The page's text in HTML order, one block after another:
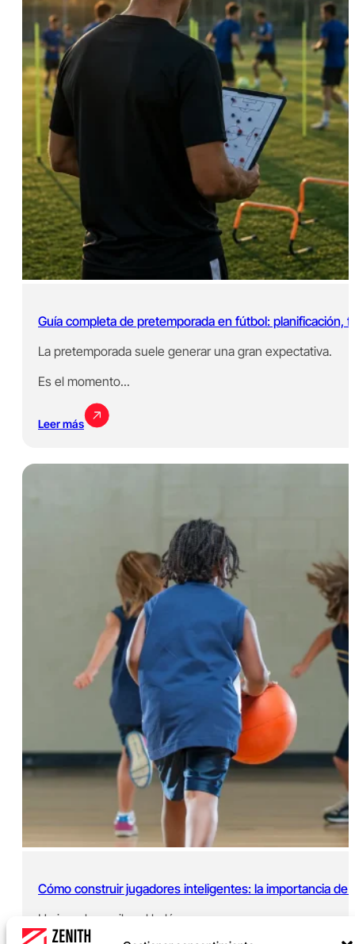
Guía completa de pretemporada en fútbol: planificación,
La pretemporada suele generar una gran expectativa.
Es el momento...
Leer más
Cómo construir jugadores inteligentes: la importancia
Un jugador recibe el balón.